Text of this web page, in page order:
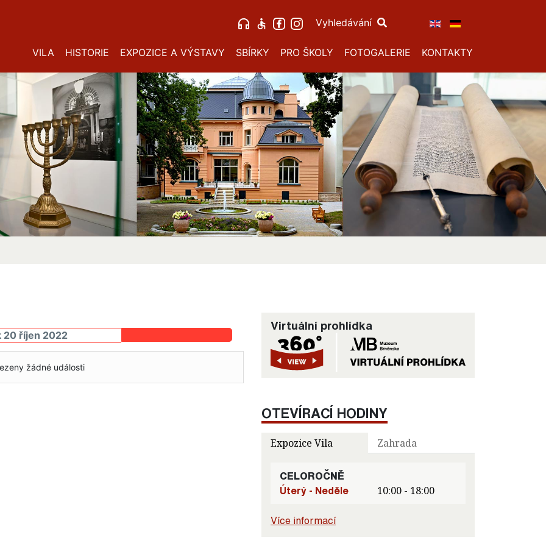
Vyhledávání
VILA HISTORIE EXPOZICE A VÝSTAVY SBÍRKY PRO ŠKOLY FOTOGALERIE KONTAKTY
20 říjen 2022
žádné události
Virtuální prohlídka
OTEVÍRACÍ HODINY
Expozice Vila Zahrada
CELOROČNĚ
Úterý - Neděle
10:00 - 18:00
Více informací